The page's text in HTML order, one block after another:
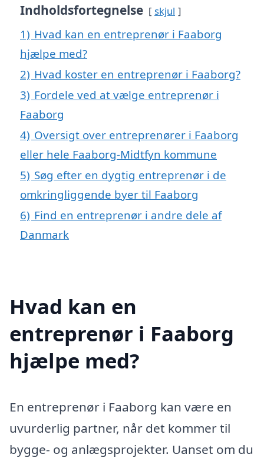
Indholdsfortegnelse skjul
1) Hvad kan en entreprenør i Faaborg
hjælpe med?
2) Hvad koster en entreprenør i Faaborg?
3) Fordele ved at vælge entreprenør i
Faaborg
4) Oversigt over entreprenører i Faaborg
eller hele Faaborg-Midtfyn kommune
5) Søg efter en dygtig entreprenør i de
omkringliggende byer til Faaborg
6) Find en entreprenør i andre dele af
Danmark
Hvad kan en
entreprenør i Faaborg
hjælpe med?
En entreprenør i Faaborg kan være en
uvurderlig partner, når det kommer til
bygge- og anlægsprojekter. Uanset om du